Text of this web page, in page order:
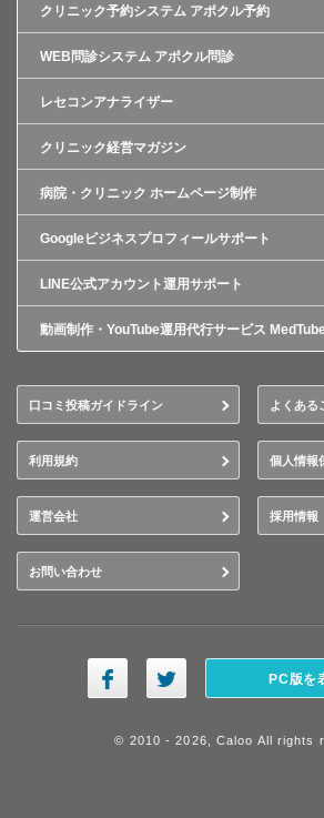
クリニック予約システム アポクル予約
WEB問診システム アポクル問診
レセコンアナライザー
クリニック経営マガジン
病院・クリニック ホームページ制作
Googleビジネスプロフィールサポート
LINE公式アカウント運用サポート
動画制作・YouTube運用代行サービス
口コミ投稿ガイドライン よくある
利用規約 個人情報
運営会社 採用情報
お問い合わせ
PC版を
© 2010 - 2026, Caloo All rights